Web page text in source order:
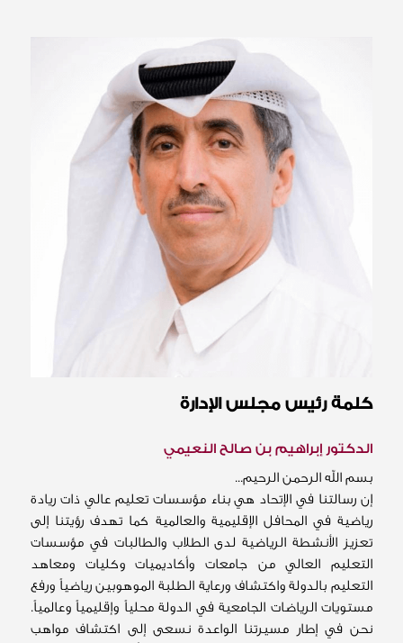
والارتقاء بالرياضة الجامعية ورفع مستوى الأداء فيها من خلال
التنافس الشريف بين منتسبي مؤسساتها واختيار العناصر
المتميزة لتشكيل منتخبات لتمثيل قطر في المنافسات الرياضية
الجامعية ودعم المنتخبات الوطنية في كل الرياضات، وتشجيع البحث
العلمي وإجراء الدراسات والبحوث العلمية التي تسهم في تطوير
الرياضة في مؤسسات التعليم العالي وتشجيع البحث والتأليف
والترجمة في مجالها
كلمة رئيس مجلس الإدارة
الدكتور إبراهيم بن صالح النعيمي
بسم الله الرحمن الرحيم...
إن رسالتنا في الإتحاد هي بناء مؤسسات تعليم عالي ذات ريادة
رياضية في المحافل الإقليمية والعالمية كما تهدف رؤيتنا إلى
تعزيز الأنشطة الرياضية لدى الطلاب والطالبات في مؤسسات
التعليم العالي من جامعات وأكاديميات وكليات ومعاهد
التعليم بالدولة واكتشاف ورعاية الطلبة الموهوبين رياضياً ورفع
مستويات الرياضات الجامعية في الدولة محلياً وإقليمياً وعالمياً.
نحن في إطار مسيرتنا الواعدة نسعى إلى اكتشاف مواهب